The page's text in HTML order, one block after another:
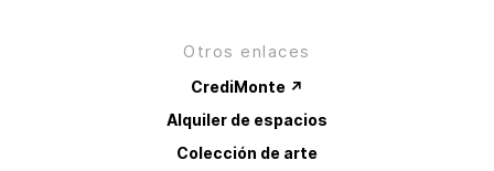
Otros enlaces
CrediMonte ↗
Alquiler de espacios
Colección de arte